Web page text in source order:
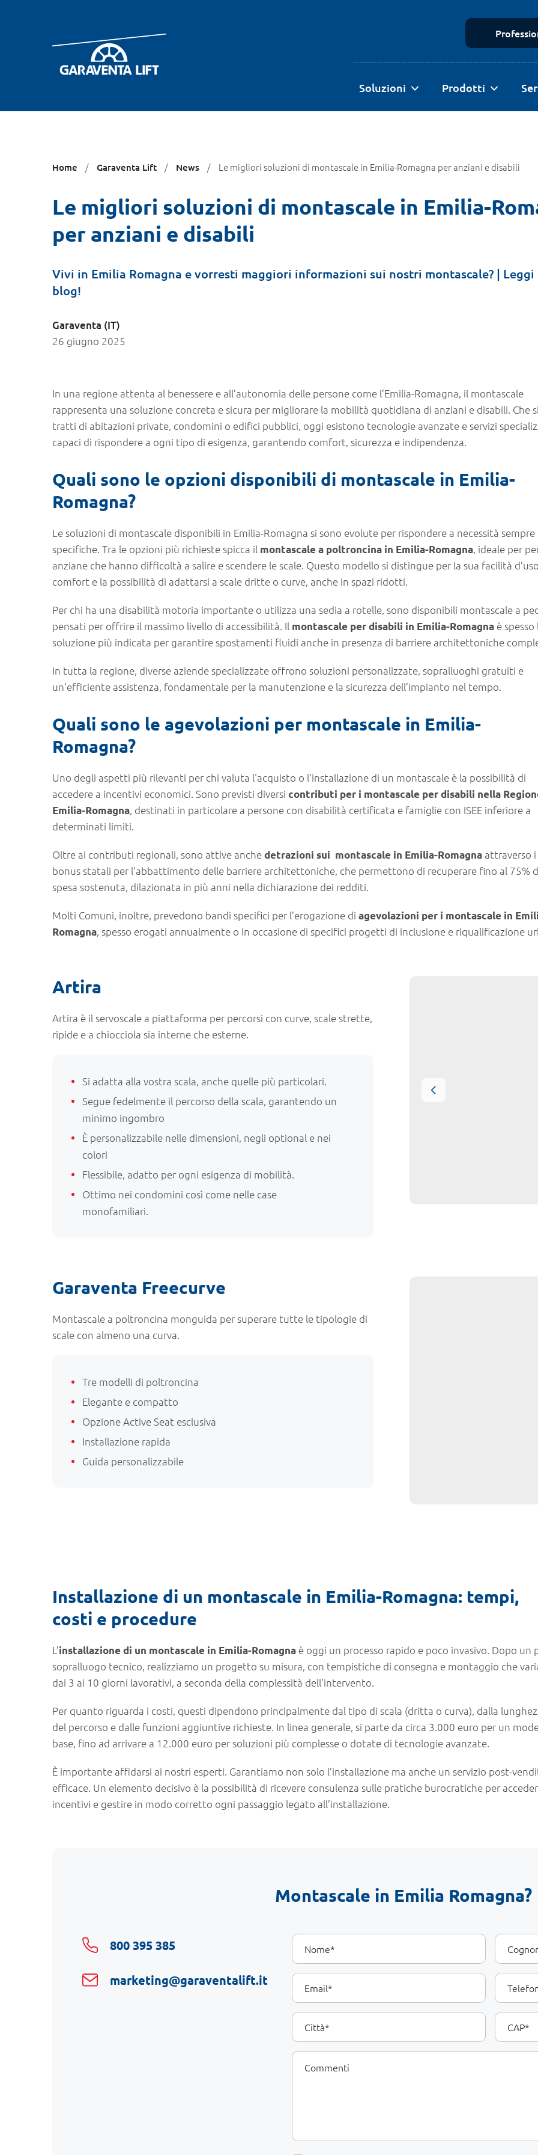
Soluzioni Prodotti
Home Garaventa Lift News Le migliori soluzioni di montascale in Emilia-Romagna per anziani e disabili
Le migliori soluzioni di montascale in Emilia-
per anziani e disabili
Vivi in Emilia Romagna e vorresti maggiori informazioni sui nostri montascale? |
blog!
Garaventa (IT)
26 giugno 2025
In una regione attenta al benessere e all’autonomia delle persone come l’Emilia-Romagna, il montascale
rappresenta una soluzione concreta e sicura per migliorare la mobilità quotidiana di anziani e disabili. Che si
tratti di abitazioni private, condomini o edifici pubblici, oggi esistono tecnologie avanzate e servizi
capaci di rispondere a ogni tipo di esigenza, garantendo comfort, sicurezza e indipendenza.
Quali sono le opzioni disponibili di montascale in Emilia-
Romagna?
Le soluzioni di montascale disponibili in Emilia-Romagna si sono evolute per rispondere a necessità sempre
specifiche. Tra le opzioni più richieste spicca il montascale a poltroncina in Emilia-Romagna, ideale per
anziane che hanno difficoltà a salire e scendere le scale. Questo modello si distingue per la sua facilità
comfort e la possibilità di adattarsi a scale dritte o curve, anche in spazi ridotti.
Per chi ha una disabilità motoria importante o utilizza una sedia a rotelle, sono disponibili montascale a
pensati per offrire il massimo livello di accessibilità. Il montascale per disabili in Emilia-Romagna è spesso
soluzione più indicata per garantire spostamenti fluidi anche in presenza di barriere architettoniche
In tutta la regione, diverse aziende specializzate offrono soluzioni personalizzate, sopralluoghi gratuiti e
un’efficiente assistenza, fondamentale per la manutenzione e la sicurezza dell’impianto nel tempo.
Quali sono le agevolazioni per montascale in Emilia-
Romagna?
Uno degli aspetti più rilevanti per chi valuta l'acquisto o l'installazione di un montascale è la possibilità di
accedere a incentivi economici. Sono previsti diversi contributi per i montascale per disabili nella
Emilia-Romagna, destinati in particolare a persone con disabilità certificata e famiglie con ISEE inferiore a
determinati limiti.
Oltre ai contributi regionali, sono attive anchedetrazioni sui montascale in Emilia-Romagnaattraverso i
bonus statali per l’abbattimento delle barriere architettoniche, che permettono di recuperare fino al 75%
spesa sostenuta, dilazionata in più anni nella dichiarazione dei redditi.
Molti Comuni, inoltre, prevedono bandi specifici per l’erogazione di agevolazioni per i montascale in
Romagna, spesso erogati annualmente o in occasione di specifici progetti di inclusione e riqualificazione
Artira
Artira è il servoscale a piattaforma per percorsi con curve, scale strette,
ripide e a chiocciola sia interne che esterne.
Si adatta alla vostra scala, anche quelle più particolari.
Segue fedelmente il percorso della scala, garantendo un
minimo ingombro
È personalizzabile nelle dimensioni, negli optional e nei
colori
Flessibile, adatto per ogni esigenza di mobilità.
Ottimo nei condomini così come nelle case
monofamiliari.
Garaventa Freecurve
Montascale a poltroncina monguida per superare tutte le tipologie di
scale con almeno una curva.
Tre modelli di poltroncina
Elegante e compatto
Opzione Active Seat esclusiva
Installazione rapida
Guida personalizzabile
Installazione di un montascale in Emilia-Romagna: tempi,
costi e procedure
L’installazione di un montascale in Emilia-Romagna è oggi un processo rapido e poco invasivo. Dopo un
sopralluogo tecnico, realizziamo un progetto su misura, con tempistiche di consegna e montaggio che
dai 3 ai 10 giorni lavorativi, a seconda della complessità dell’intervento.
Per quanto riguarda i costi, questi dipendono principalmente dal tipo di scala (dritta o curva), dalla
del percorso e dalle funzioni aggiuntive richieste. In linea generale, si parte da circa 3.000 euro per un
base, fino ad arrivare a 12.000 euro per soluzioni più complesse o dotate di tecnologie avanzate.
È importante affidarsi ai nostri esperti. Garantiamo non solo l’installazione ma anche un servizio post-
efficace. Un elemento decisivo è la possibilità di ricevere consulenza sulle pratiche burocratiche per
incentivi e gestire in modo corretto ogni passaggio legato all’installazione.
Montascale in Emilia Romagna?
800 395 385
marketing@garaventalift.it
I
tuoi
dati
Nome Cognome
Email Telefono
Città CAP
Commenti